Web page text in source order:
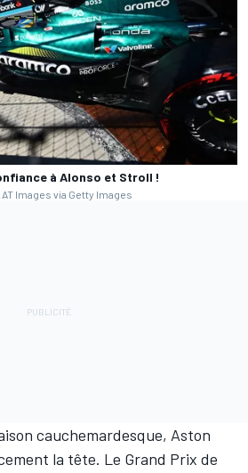
à Alonso et Stroll !
Images via Getty Images
cauchemardesque, Aston
la tête. Le Grand Prix de